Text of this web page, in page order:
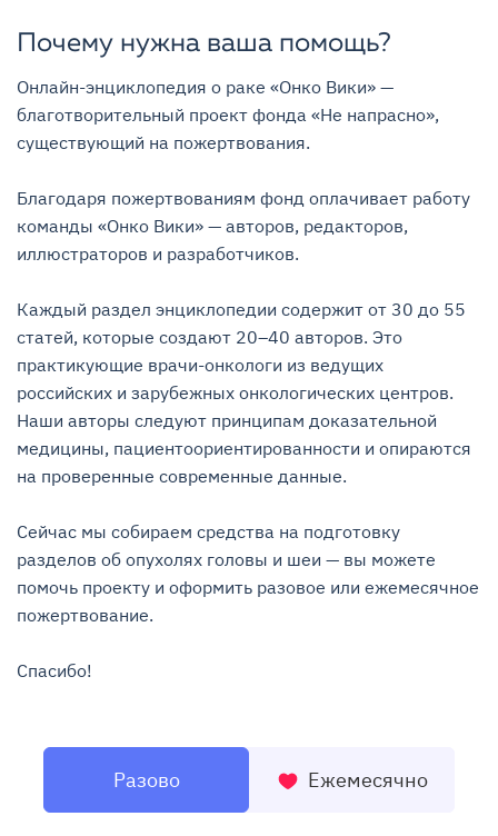
Почему нужна ваша помощь?
Онлайн-энциклопедия о раке «Онко Вики» —
благотворительный проект фонда «Не напрасно»,
существующий на пожертвования.
Благодаря пожертвованиям фонд оплачивает работу
команды «Онко Вики» — авторов, редакторов,
иллюстраторов и разработчиков.
Каждый раздел энциклопедии содержит от 30 до 55
статей, которые создают 20–40 авторов. Это
практикующие врачи-онкологи из ведущих
российских и зарубежных онкологических центров.
Наши авторы следуют принципам доказательной
медицины, пациентоориентированности и опираются
на проверенные современные данные.
Сейчас мы собираем средства на подготовку
разделов об опухолях головы и шеи — вы можете
помочь проекту и оформить разовое или ежемесячное
пожертвование.
Спасибо!
Разово Ежемесячно